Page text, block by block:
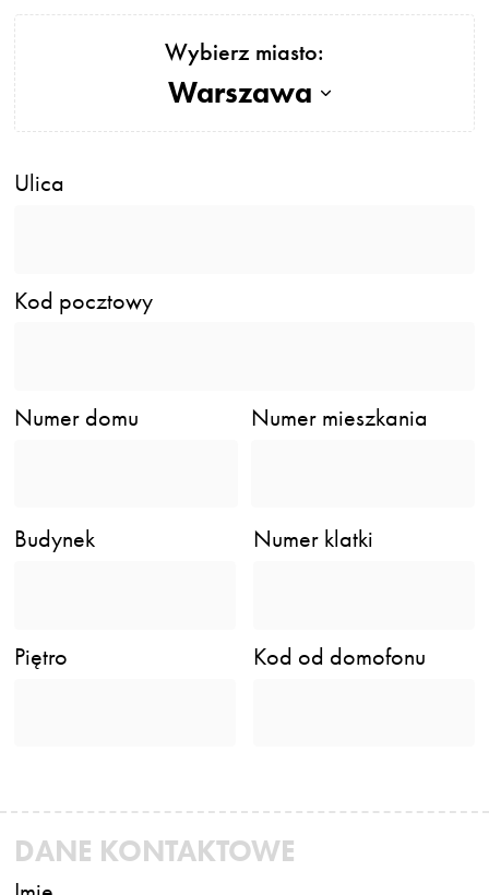
Wybierz miasto:
Warszawa
Ulica
Kod pocztowy
Numer domu Numer mieszkania
Budynek Numer klatki
Piętro Kod od domofonu
DANE KONTAKTOWE